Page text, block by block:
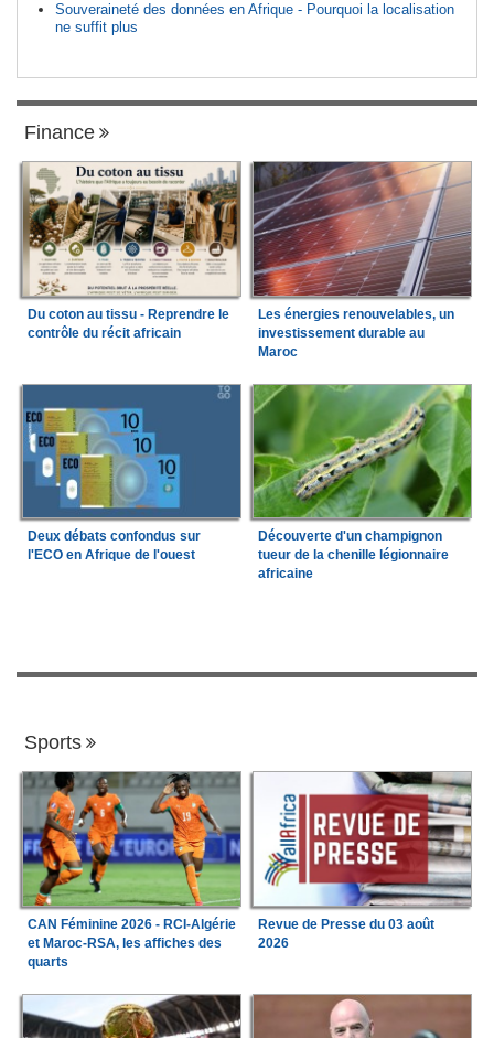
Souveraineté des données en Afrique - Pourquoi la localisation
ne suffit plus
Finance
Du coton au tissu - Reprendre le
contrôle du récit africain
Les énergies renouvelables, un
investissement durable au
Maroc
Deux débats confondus sur
l'ECO en Afrique de l'ouest
Découverte d'un champignon
tueur de la chenille légionnaire
africaine
Sports
CAN Féminine 2026 - RCI-Algérie
et Maroc-RSA, les affiches des
quarts
Revue de Presse du 03 août
2026